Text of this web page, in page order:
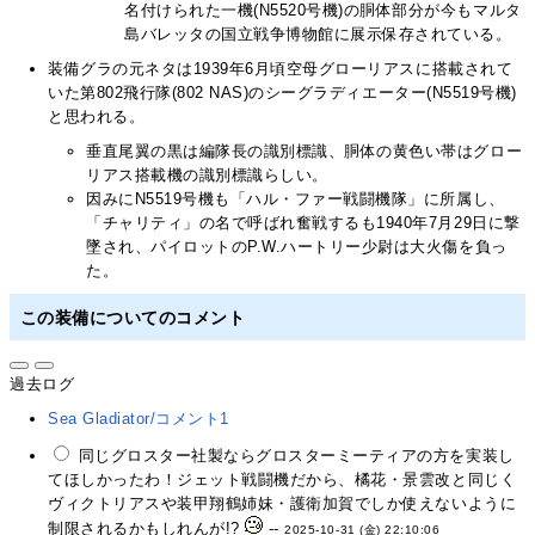
名付けられた一機(N5520号機)の胴体部分が今もマルタ
島バレッタの国立戦争博物館に展示保存されている。
装備グラの元ネタは1939年6月頃空母グローリアスに搭載されて
いた第802飛行隊(802 NAS)のシーグラディエーター(N5519号機)
と思われる。
垂直尾翼の黒は編隊長の識別標識、胴体の黄色い帯はグロー
リアス搭載機の識別標識らしい。
因みにN5519号機も「ハル・ファー戦闘機隊」に所属し、
「チャリティ」の名で呼ばれ奮戦するも1940年7月29日に撃
墜され、パイロットのP.W.ハートリー少尉は大火傷を負っ
た。
この装備についてのコメント
過去ログ
Sea Gladiator/コメント1
同じグロスター社製ならグロスターミーティアの方を実装し
てほしかったわ！ジェット戦闘機だから、橘花・景雲改と同じく
ヴィクトリアスや装甲翔鶴姉妹・護衛加賀でしか使えないように
制限されるかもしれんが!?
--2025-10-31 (金) 22:10:06